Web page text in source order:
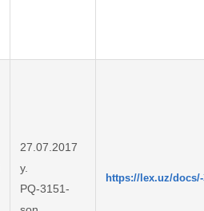
27.07.2017
y.
PQ-3151-
https://lex.uz/docs/-